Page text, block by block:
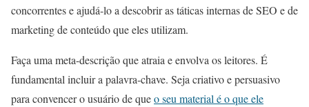
concorrentes e ajudá-lo a descobrir as táticas internas de SEO e de
marketing de conteúdo que eles utilizam.
Faça uma meta-descrição que atraia e envolva os leitores. É
fundamental incluir a palavra-chave. Seja criativo e persuasivo
para convencer o usuário de queo seu material é o que ele